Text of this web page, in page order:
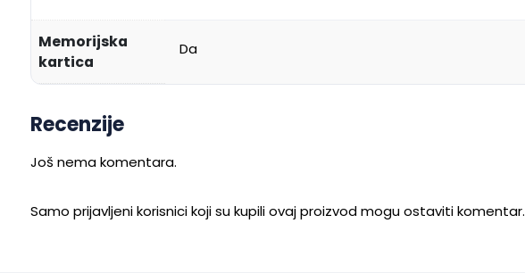
Memorijska
kartica
Da
Recenzije
Još nema komentara.
Samo prijavljeni korisnici koji su kupili ovaj proizvod mogu ostaviti komentar.